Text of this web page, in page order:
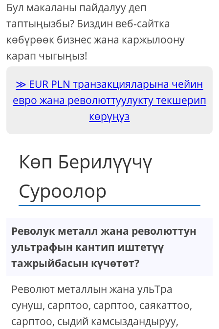
Бул макаланы пайдалуу деп
таптыңызбы? Биздин веб-сайтка
көбүрөөк бизнес жана каржылоону
карап чыгыңыз!
EUR PLN транзакцияларына чейин
евро жана революттуулукту текшерип
көрүңүз
Көп Берилүүчү
Суроолор
Револук металл жана революттун
ультрафын кантип иштетүү
тажрыйбасын күчөтөт?
Револют металлын жана ульТра
сунуш, сарптоо, сарптоо, саякаттоо,
сарптоо, сыдий камсыздандыруу,